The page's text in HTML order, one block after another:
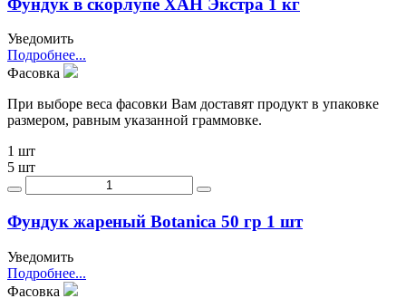
Уведомить
Подробнее...
Фасовка
При выборе веса фасовки Вам доставят продукт в упаковке
размером, равным указанной граммовке.
1 шт
5 шт
Фундук жареный Botanica 50 гр 1 шт
Уведомить
Подробнее...
Фасовка